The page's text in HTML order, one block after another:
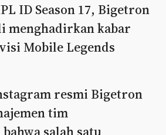
ID Season 17, Bigetron
menghadirkan kabar
Mobile Legends
resmi Bigetron
tim
salah satu